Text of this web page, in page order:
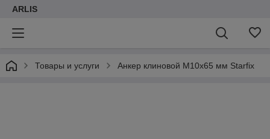
ARLIS
Товары и услуги Анкер клиновой М10х65 мм Starfix